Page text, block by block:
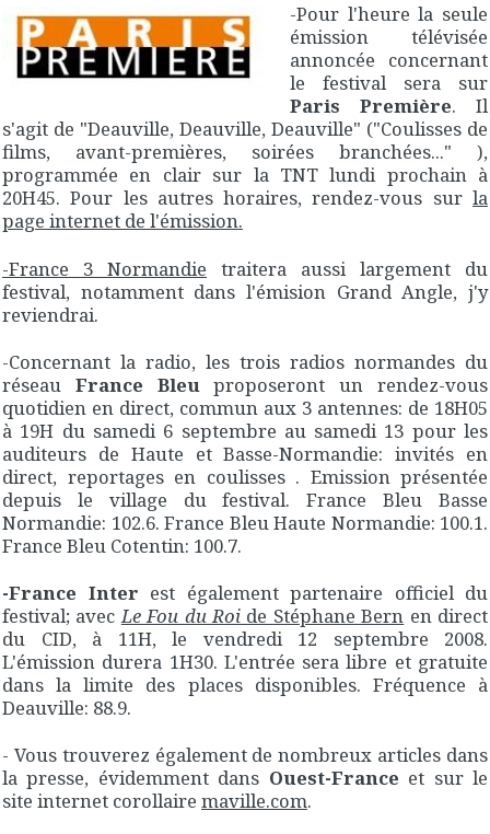
-Pour l'heure la seule
émission télévisée
annoncée concernant
le festival sera sur
Paris Première. Il
s'agit de "Deauville, Deauville, Deauville" ("Coulisses de
films, avant-premières, soirées branchées..." ),
programmée en clair sur la TNT lundi prochain à
20H45. Pour les autres horaires, rendez-vous sur la
page internet de l'émission.
-France 3 Normandie traitera aussi largement du
festival, notamment dans l'émision Grand Angle, j'y
reviendrai.
-Concernant la radio, les trois radios normandes du
réseau France Bleuproposeront un rendez-vous
quotidien en direct, commun aux 3 antennes: de 18H05
à 19H du samedi 6 septembre au samedi 13 pour les
auditeurs de Haute et Basse-Normandie: invités en
direct, reportages en coulisses . Emission présentée
depuis le village du festival. France Bleu Basse
Normandie: 102.6. France Bleu Haute Normandie: 100.1.
France Bleu Cotentin: 100.7.
-France Inter est également partenaire officiel du
festival; avecLe Fou du Roi de Stéphane Bern en direct
du CID, à 11H, le vendredi 12 septembre 2008.
L'émission durera 1H30. L'entrée sera libre et gratuite
dans la limite des places disponibles. Fréquence à
Deauville: 88.9.
- Vous trouverez également de nombreux articles dans
la presse, évidemment dans Ouest-France et sur le
site internet corollaire maville.com.